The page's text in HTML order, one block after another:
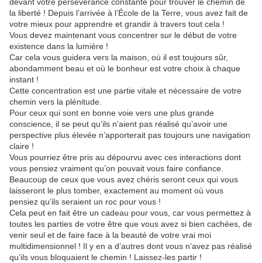
la liberté ! Depuis l’arrivée à l’École de la Terre, vous avez fait de
votre mieux pour apprendre et grandir à travers tout cela !
Vous devez maintenant vous concentrer sur le début de votre
existence dans la lumière !
Car cela vous guidera vers la maison, où il est toujours sûr,
abondamment beau et où le bonheur est votre choix à chaque
instant !
Cette concentration est une partie vitale et nécessaire de votre
chemin vers la plénitude.
Pour ceux qui sont en bonne voie vers une plus grande
conscience, il se peut qu’ils n’aient pas réalisé qu’avoir une
perspective plus élevée n’apporterait pas toujours une navigation
claire !
Vous pourriez être pris au dépourvu avec ces interactions dont
vous pensiez vraiment qu’on pouvait vous faire confiance.
Beaucoup de ceux que vous avez chéris seront ceux qui vous
laisseront le plus tomber, exactement au moment où vous
pensiez qu’ils seraient un roc pour vous !
Cela peut en fait être un cadeau pour vous, car vous permettez à
toutes les parties de votre être que vous avez si bien cachées, de
venir seul et de faire face à la beauté de votre vrai moi
multidimensionnel ! Il y en a d’autres dont vous n’avez pas réalisé
qu’ils vous bloquaient le chemin ! Laissez-les partir !